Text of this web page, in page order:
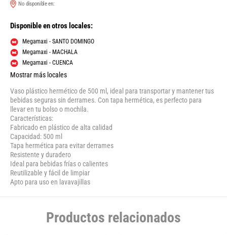
No disponible en:
Disponible en otros locales:
Megamaxi - SANTO DOMINGO
Megamaxi - MACHALA
Megamaxi - CUENCA
Mostrar más locales
Vaso plástico hermético de 500 ml, ideal para transportar y mantener tus
bebidas seguras sin derrames. Con tapa hermética, es perfecto para
llevar en tu bolso o mochila.
Características:
Fabricado en plástico de alta calidad
Capacidad: 500 ml
Tapa hermética para evitar derrames
Resistente y duradero
Ideal para bebidas frías o calientes
Reutilizable y fácil de limpiar
Apto para uso en lavavajillas
Productos relacionados